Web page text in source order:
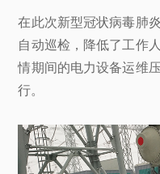
在此次新型冠状病毒肺
自动巡检，降低了工作
情期间的电力设备运维
行。